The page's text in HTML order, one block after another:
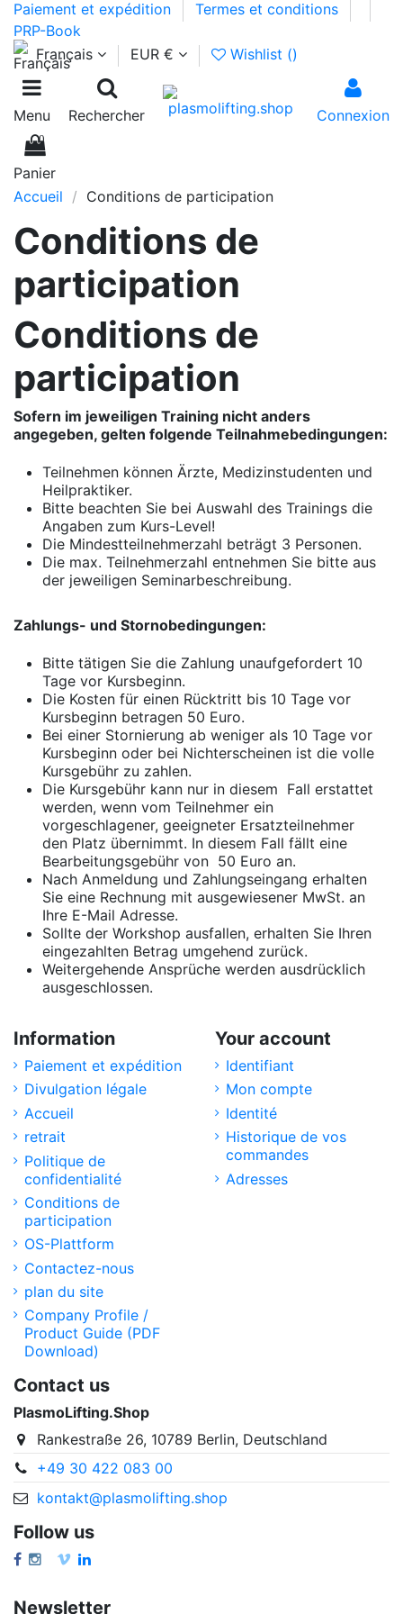
Paiement et expédition
Termes et conditions
PRP-Book
Français
EUR € Wishlist ()
Menu Rechercher Connexion
0
Panier
Accueil
Conditions de participation
Conditions de
participation
Conditions de
participation
Sofern im jeweiligen Training nicht anders
angegeben, gelten folgende Teilnahmebedingungen:
Teilnehmen können Ärzte, Medizinstudenten und
Heilpraktiker.​
Bitte beachten Sie bei Auswahl des Trainings die
Angaben zum Kurs-Level!
Die ​Mindestteilnehmerzahl beträgt 3 Personen.
Die max. Teilnehmerzahl entnehmen Sie bitte aus
der jeweiligen Seminarbeschreibung.
Zahlungs- und Stornobedingungen:
Bitte tätigen Sie die Zahlung unaufgefordert 10
Tage vor Kursbeginn.
Die Kosten für einen Rücktritt bis 10 Tage vor
Kursbeginn betragen 50 Euro.
Bei einer Stornierung ab weniger als 10 Tage vor
Kursbeginn oder bei Nichterscheinen ist die volle
Kursgebühr zu zahlen.
Die Kursgebühr kann nur in diesem Fall erstattet
werden, wenn vom Teilnehmer ein
vorgeschlagener, geeigneter Ersatzteilnehmer
den Platz übernimmt. In diesem Fall fällt eine
Bearbeitungsgebühr von 50 Euro an.
Nach Anmeldung und Zahlungseingang erhalten
Sie eine Rechnung mit ausgewiesener MwSt. an
Ihre E-Mail Adresse.
Sollte der Workshop ausfallen, erhalten Sie Ihren
eingezahlten Betrag umgehend zurück.
Weitergehende Ansprüche werden ausdrücklich
ausgeschlossen.
Information
Paiement et expédition
Divulgation légale
Accueil
retrait
Politique de
confidentialité
Conditions de
participation
OS-Plattform
Contactez-nous
plan du site
Company Profile /
Product Guide (PDF
Download)
Your account
Identifiant
Mon compte
Identité
Historique de vos
commandes
Adresses
Contact us
PlasmoLifting.Shop
Rankestraße 26, 10789 Berlin, Deutschland
+49 30 422 083 00
kontakt@plasmolifting.shop
Follow us
Newsletter